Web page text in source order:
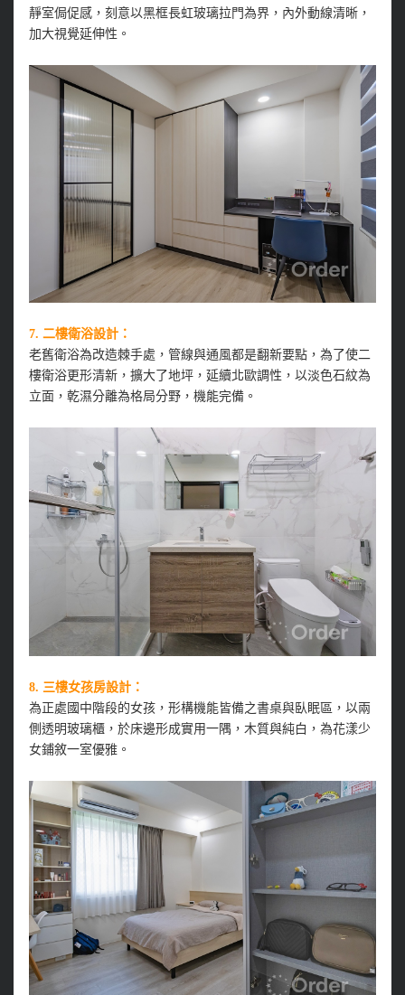
靜室侷促感，刻意以黑框長虹玻璃拉門為界，內外動線清晰，
加大視覺延伸性。
7. 二樓衛浴設計：
老舊衛浴為改造棘手處，管線與通風都是翻新要點，為了使二
樓衛浴更形清新，擴大了地坪，延續北歐調性，以淡色石紋為
立面，乾濕分離為格局分野，機能完備。
8. 三樓女孩房設計：
為正處國中階段的女孩，形構機能皆備之書桌與臥眠區，以兩
側透明玻璃櫃，於床邊形成實用一隅，木質與純白，為花漾少
女鋪敘一室優雅。